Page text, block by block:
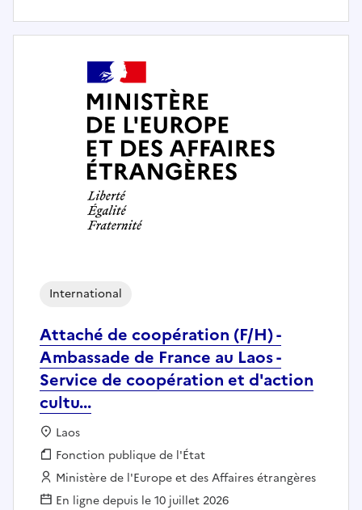
Attaché de coopération (F/H) -
Ambassade de France au Laos -
Service de coopération et d'action
cultu...
International
Localisation :
Laos
Fonction publique :
Fonction publique de l'État
Employeur :
Ministère de l'Europe et des Affaires étrangères
En ligne depuis le 10 juillet 2026